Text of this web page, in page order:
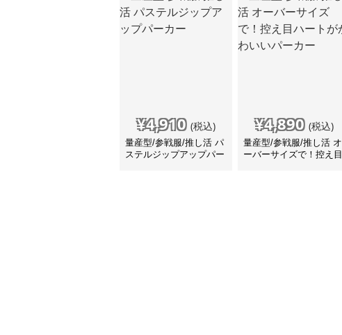
¥4,910 (税込)
量産型/参戦服/推し活 パ
ステルジップアップパー
¥4,890 (税込)
量産型/参戦服/推し活 オ
ーバーサイズで！控え目